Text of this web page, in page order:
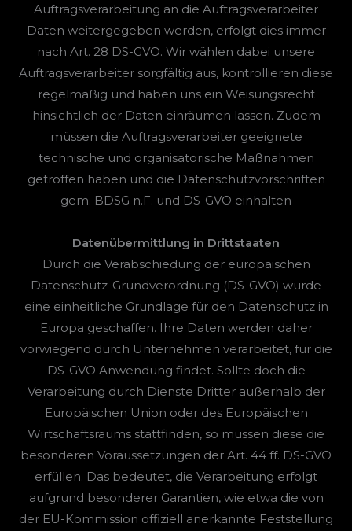
Auftragsverarbeitung an die Auftragsverarbeiter
Daten weitergegeben werden, erfolgt dies immer
nach Art. 28 DS-GVO. Wir wählen dabei unsere
Auftragsverarbeiter sorgfältig aus, kontrollieren diese
regelmäßig und haben uns ein Weisungsrecht
hinsichtlich der Daten einräumen lassen. Zudem
müssen die Auftragsverarbeiter geeignete
technische und organisatorische Maßnahmen
getroffen haben und die Datenschutzvorschriften
gem. BDSG n.F. und DS-GVO einhalten
Datenübermittlung in Drittstaaten
Durch die Verabschiedung der europäischen
Datenschutz-Grundverordnung (DS-GVO) wurde
eine einheitliche Grundlage für den Datenschutz in
Europa geschaffen. Ihre Daten werden daher
vorwiegend durch Unternehmen verarbeitet, für die
DS-GVO Anwendung findet. Sollte doch die
Verarbeitung durch Dienste Dritter außerhalb der
Europäischen Union oder des Europäischen
Wirtschaftsraums stattfinden, so müssen diese die
besonderen Voraussetzungen der Art. 44 ff. DS-GVO
erfüllen. Das bedeutet, die Verarbeitung erfolgt
aufgrund besonderer Garantien, wie etwa die von
der EU-Kommission offiziell anerkannte Feststellung